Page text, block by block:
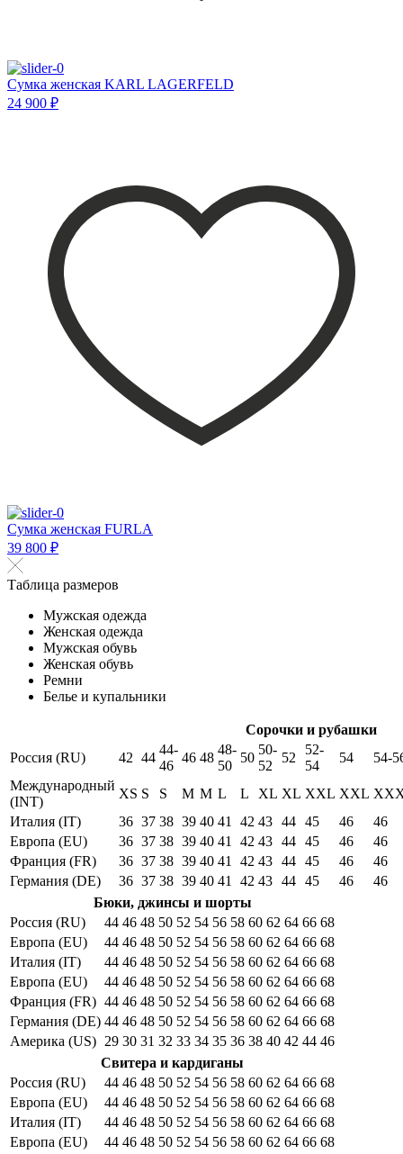
Сумка женская KARL LAGERFELD
24 900 ₽
Сумка женская FURLA
39 800 ₽
Таблица размеров
Мужская одежда
Женская одежда
Мужская обувь
Женская обувь
Ремни
Белье и купальники
Сорочки и рубашки
Россия (RU)
42 44
44-
46
46 48
48-
50
50
50-
52
52
52-
54
54
54-
Международный
(INT)
XS S S M M L L XL XL XXL XXL
Италия (IT)
36 37 38 39 40 41 42 43 44 45 46
46
Европа (EU)
36 37 38 39 40 41 42 43 44 45 46
46
Франция (FR)
36 37 38 39 40 41 42 43 44 45 46
46
Германия (DE)
36 37 38 39 40 41 42 43 44 45 46
46
Бюки, джинсы и шорты
Россия (RU)
44 46 48 50 52 54 56 58 60 62 64 66 68
Европа (EU)
44 46 48 50 52 54 56 58 60 62 64 66 68
Италия (IT)
44 46 48 50 52 54 56 58 60 62 64 66 68
Европа (EU)
44 46 48 50 52 54 56 58 60 62 64 66 68
Франция (FR) 44 46 48 50 52 54 56 58 60 62 64 66 68
Германия (DE) 44 46 48 50 52 54 56 58 60 62 64 66 68
Америка (US) 29 30 31 32 33 34 35 36 38 40 42 44 46
Свитера и кардиганы
Россия (RU)
44 46 48 50 52 54 56 58 60 62 64 66 68
Европа (EU)
44 46 48 50 52 54 56 58 60 62 64 66 68
Италия (IT)
44 46 48 50 52 54 56 58 60 62 64 66 68
Европа (EU)
44 46 48 50 52 54 56 58 60 62 64 66 68